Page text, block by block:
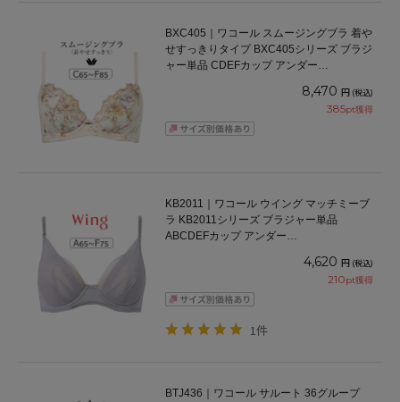
BXC405｜ワコール スムージングブラ 着や
せすっきりタイプ BXC405シリーズ ブラジ
ャー単品 CDEFカップ アンダー
8,470 円 (税込)
385pt獲得
KB2011｜ワコール ウイング マッチミーブ
ラ KB2011シリーズ ブラジャー単品
ABCDEFカップ アンダー
4,620 円 (税込)
210pt獲得
1件
BTJ436｜ワコール サルート 36グループ